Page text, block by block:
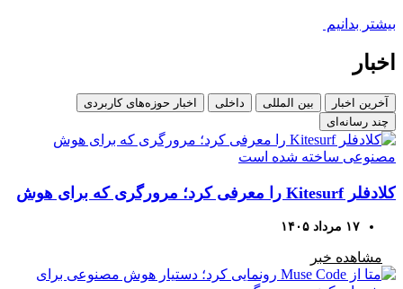
بیشتر بدانیم
اخبار
آخرین اخبار بین المللی داخلی
اخبار حوزه‌های کاربردی
چند رسانه‌ای
کلادفلر Kitesurf را معرفی کرد؛ مرورگری که برای هوش
مصنوعی ساخته شده است
۱۷ مرداد ۱۴۰۵
مشاهده خبر